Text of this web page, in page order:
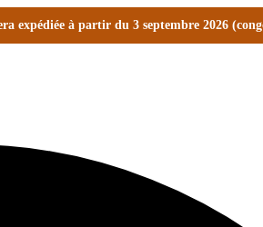
expédiée à partir du 3 septembre 2026